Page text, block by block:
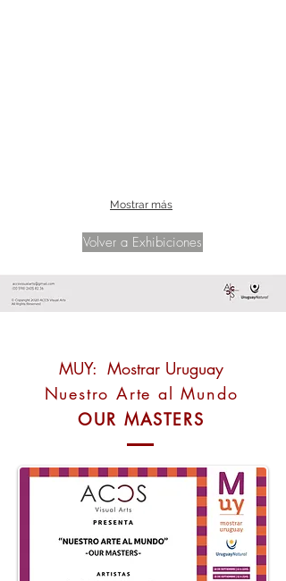
Mostrar más
Volver a Exhibiciones
MUY: Mostrar Uruguay
Nuestro Arte al Mundo
OUR MASTERS